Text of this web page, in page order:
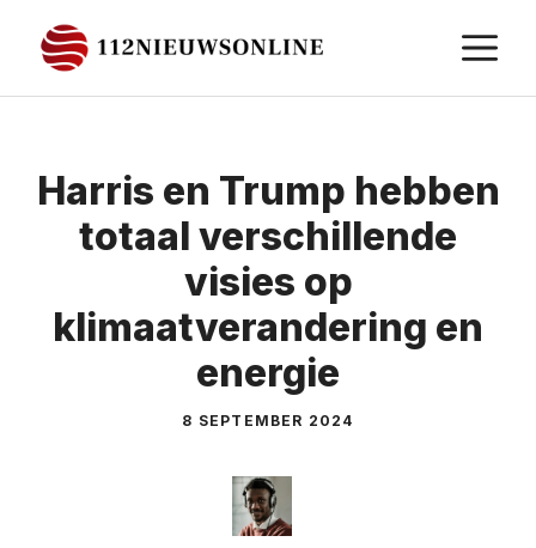
naar
de
Harris en Trump hebben
totaal verschillende
visies op
klimaatverandering en
energie
8 SEPTEMBER 2024